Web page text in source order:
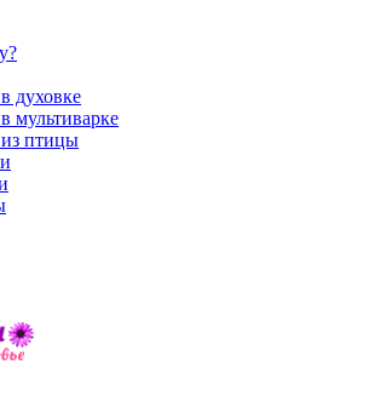
духовке
мультиварке
птицы